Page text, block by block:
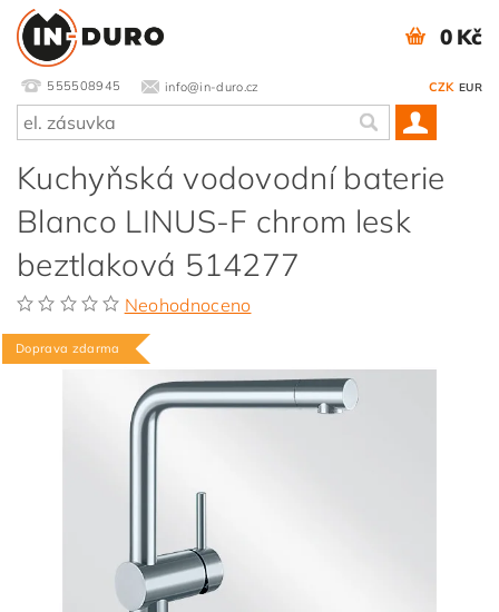
555508945 info@in-duro.cz CZK EUR
0 Kč
Kuchyňská vodovodní baterie
Blanco LINUS-F chrom lesk
beztlaková 514277
Neohodnoceno
Doprava zdarma